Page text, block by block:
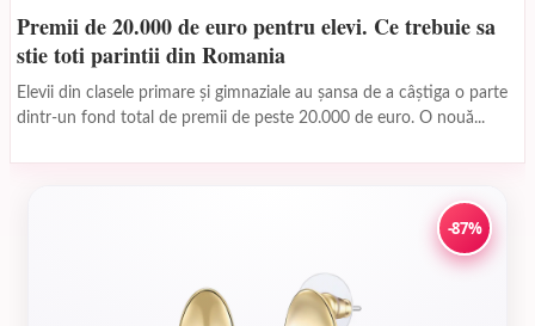
Premii de 20.000 de euro pentru elevi. Ce trebuie sa
stie toti parintii din Romania
Elevii din clasele primare și gimnaziale au șansa de a câștiga o parte
dintr-un fond total de premii de peste 20.000 de euro. O nouă...
-87%